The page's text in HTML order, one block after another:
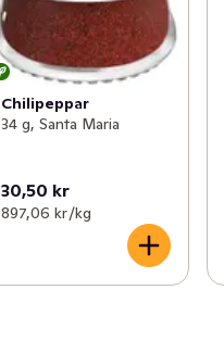
Chilipeppar
34 g, Santa Maria
30,50 kr
897,06 kr /kg